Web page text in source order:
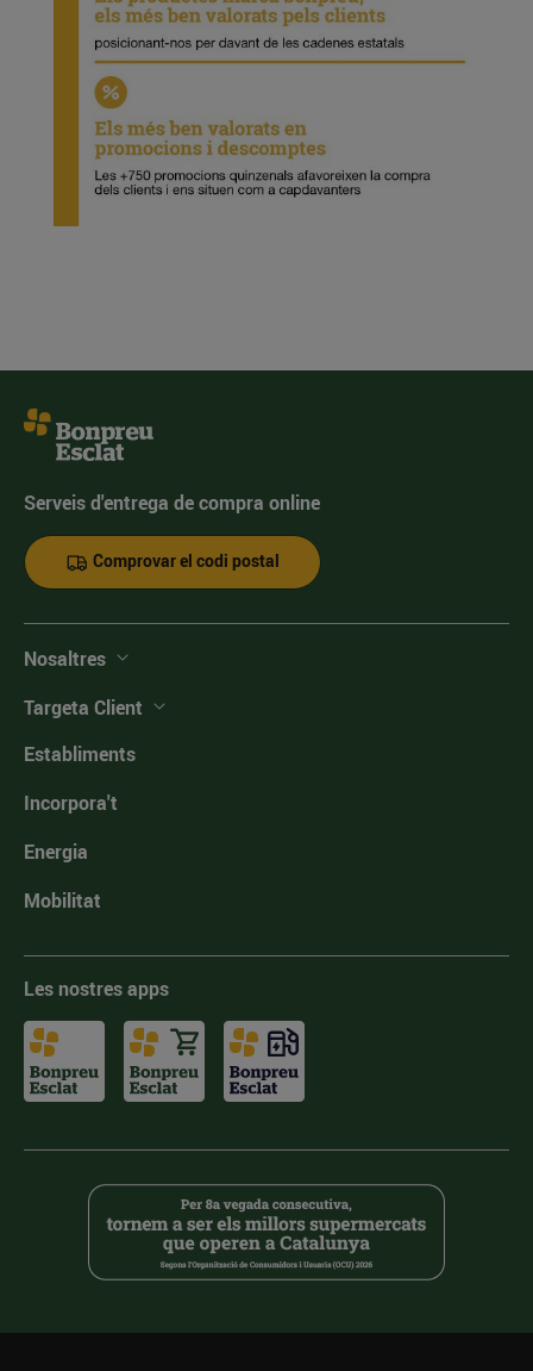
Serveis d'entrega de compra online
Comprovar el codi postal
Nosaltres
Targeta Client
Establiments
Incorpora't
Energia
Mobilitat
Les nostres apps